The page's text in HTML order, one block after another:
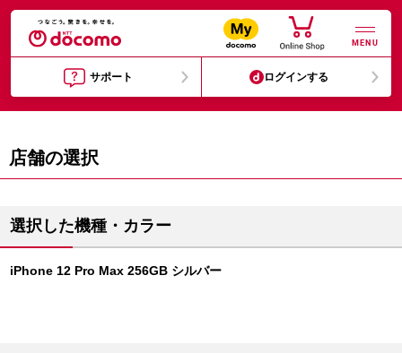
MENU
サポート ログインする
店舗の選択
選択した機種・カラー
iPhone 12 Pro Max 256GB シルバー